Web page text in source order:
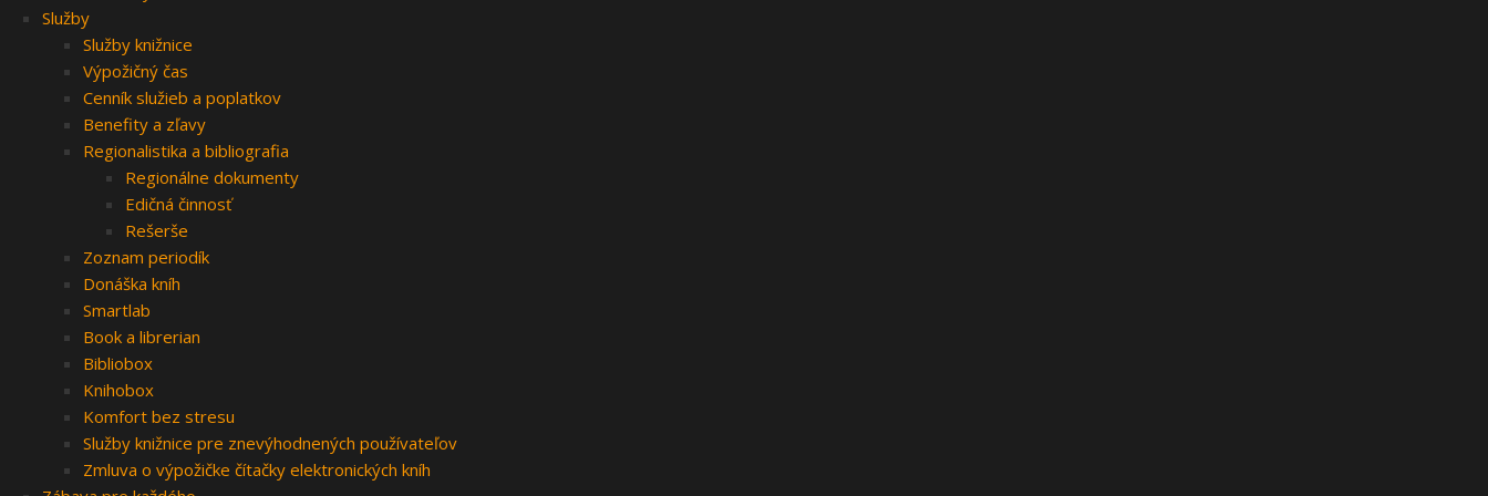
Služby
Služby knižnice
Výpožičný čas
Cenník služieb a poplatkov
Benefity a zľavy
Regionalistika a bibliografia
Regionálne dokumenty
Edičná činnosť
Rešerše
Zoznam periodík
Donáška kníh
Smartlab
Book a librerian
Bibliobox
Knihobox
Komfort bez stresu
Služby knižnice pre znevýhodnených používateľov
Zmluva o výpožičke čítačky elektronických kníh